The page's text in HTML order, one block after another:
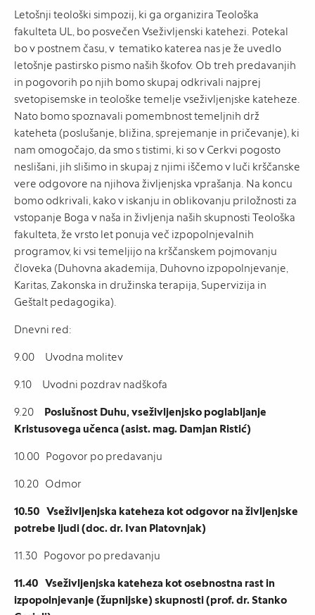
Letošnji teološki simpozij, ki ga organizira Teološka
fakulteta UL, bo posvečen Vseživljenski katehezi. Potekal
bo v postnem času, v tematiko katerea nas je že uvedlo
letošnje pastirsko pismo naših škofov. Ob treh predavanjih
in pogovorih po njih bomo skupaj odkrivali najprej
svetopisemske in teološke temelje vseživljenjske kateheze.
Nato bomo spoznavali pomembnost temeljnih drž
kateheta (poslušanje, bližina, sprejemanje in pričevanje), ki
nam omogočajo, da smo s tistimi, ki so v Cerkvi pogosto
neslišani, jih slišimo in skupaj z njimi iščemo v luči krščanske
vere odgovore na njihova življenjska vprašanja. Na koncu
bomo odkrivali, kako v iskanju in oblikovanju priložnosti za
vstopanje Boga v naša in življenja naših skupnosti Teološka
fakulteta, že vrsto let ponuja več izpopolnjevalnih
programov, ki vsi temeljijo na krščanskem pojmovanju
človeka (Duhovna akademija, Duhovno izpopolnjevanje,
Karitas, Zakonska in družinska terapija, Supervizija in
Geštalt pedagogika).
Dnevni red:
9.00 Uvodna molitev
9.10 Uvodni pozdrav nadškofa
9.20 Poslušnost Duhu, vseživljenjsko poglabljanje
Kristusovega učenca (asist. mag. Damjan Ristić)
10.00 Pogovor po predavanju
10.20 Odmor
10.50 Vseživljenjska kateheza kot odgovor na življenjske
potrebe ljudi (doc. dr. Ivan Platovnjak)
11.30 Pogovor po predavanju
11.40 Vseživljenjska kateheza kot osebnostna rast in
izpopolnjevanje (župnijske) skupnosti (prof. dr. Stanko